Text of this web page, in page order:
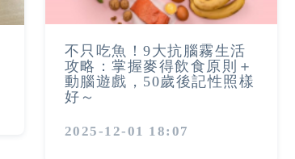
不只吃魚！9大抗腦霧生活
攻略：掌握麥得飲食原則＋
動腦遊戲，50歲後記性照樣
好～
2025-12-01 18:07